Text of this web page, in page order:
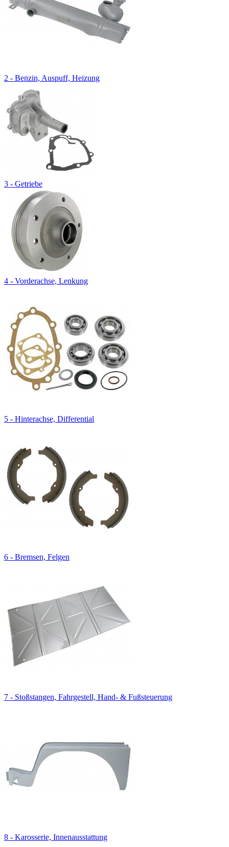
2 - Benzin, Auspuff, Heizung
3 - Getriebe
4 - Vorderachse, Lenkung
5 - Hinterachse, Differential
6 - Bremsen, Felgen
7 - Stoßstangen, Fahrgestell, Hand- & Fußsteuerung
8 - Karosserie, Innenausstattung